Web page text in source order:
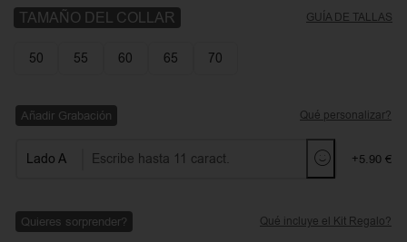
TAMAÑO DEL COLLAR GUÍA DE TALLAS
50 55 60 65 70
Añadir Grabación Qué personalizar?
Lado A +5.90 €
Quieres sorprender? Qué incluye el Kit Regalo?